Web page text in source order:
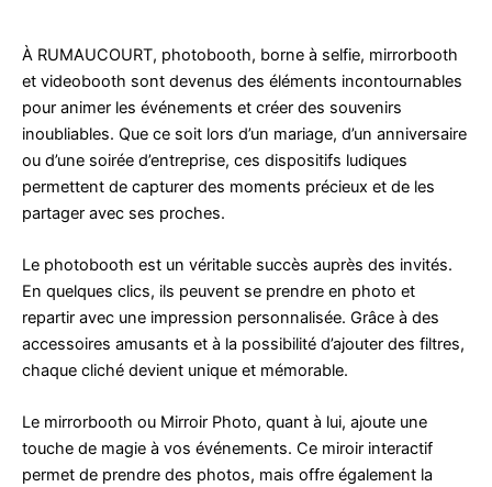
À RUMAUCOURT, photobooth, borne à selfie, mirrorbooth
et videobooth sont devenus des éléments incontournables
pour animer les événements et créer des souvenirs
inoubliables. Que ce soit lors d’un mariage, d’un anniversaire
ou d’une soirée d’entreprise, ces dispositifs ludiques
permettent de capturer des moments précieux et de les
partager avec ses proches.
Le photobooth est un véritable succès auprès des invités.
En quelques clics, ils peuvent se prendre en photo et
repartir avec une impression personnalisée. Grâce à des
accessoires amusants et à la possibilité d’ajouter des filtres,
chaque cliché devient unique et mémorable.
Le mirrorbooth ou Mirroir Photo, quant à lui, ajoute une
touche de magie à vos événements. Ce miroir interactif
permet de prendre des photos, mais offre également la